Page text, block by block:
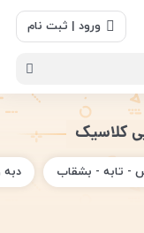
ورود | ثبت نام
کلاسیک
- تابه - بشقاب